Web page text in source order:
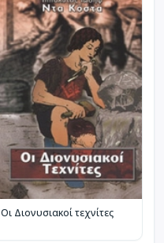
Οι Διονυσιακοί τεχνίτες